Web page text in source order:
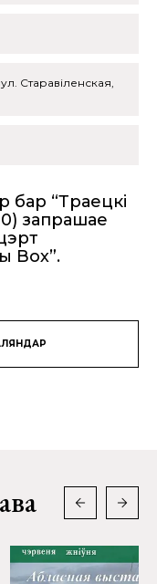
Старавіленская,
бар “Траецкі
запрашае
Вох”.